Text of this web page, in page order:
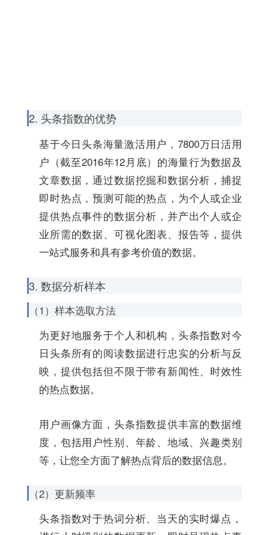
2. 头条指数的优势
基于今日头条海量激活用户，7800万日活用
户（截至2016年12月底）的海量行为数据及
文章数据，通过数据挖掘和数据分析，捕捉
即时热点，预测可能的热点，为个人或企业
提供热点事件的数据分析，并产出个人或企
业所需的数据、可视化图表、报告等，提供
一站式服务和具有参考价值的数据。
3. 数据分析样本
（1）样本选取方法
为更好地服务于个人和机构，头条指数对今
日头条所有的阅读数据进行忠实的分析与反
映，提供包括但不限于带有新闻性、时效性
的热点数据。
用户画像方面，头条指数提供丰富的数据维
度，包括用户性别、年龄、地域、兴趣类别
等，让您全方面了解热点背后的数据信息。
（2）更新频率
头条指数对于热词分析、当天的实时爆点，